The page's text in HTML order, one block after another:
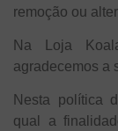
remoção ou
Na Loja
agradecemos a
Nesta política
qual a